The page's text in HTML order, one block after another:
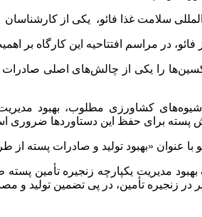
سلامت غذا فائو، یکی از
از فائو، در مراسم افتتاحیه این
را یکی از چالش‌های اصلی
شیوه‌های کشاورزی مطلوب، بهبود
پسته برای حفظ این دستاوردها ضروری
با عنوان «بهبود تولید و صادرات پسته
2024 آغاز شده، با هدف بهبود مدیریت
در زنجیره تأمین، در پی تضمین تولید